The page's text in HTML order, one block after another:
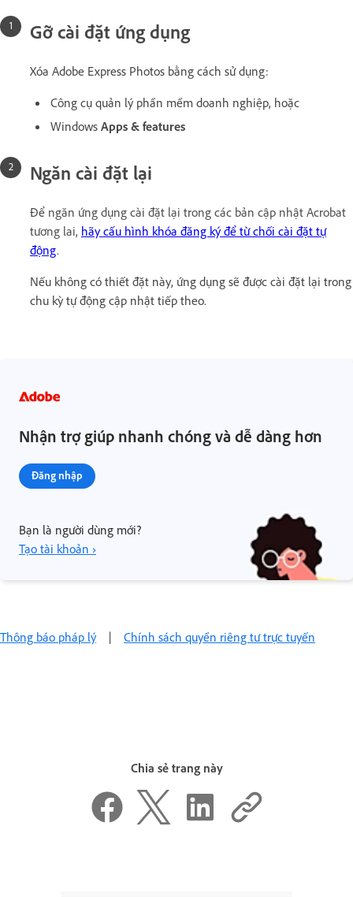
Gỡ cài đặt ứng dụng
Xóa Adobe Express Photos bằng cách sử dụng:
Công cụ quản lý phần mềm doanh nghiệp, hoặc
Windows Apps & features
Ngăn cài đặt lại
Để ngăn ứng dụng cài đặt lại trong các bản cập nhật Acrobat
tương lai, hãy cấu hình khóa đăng ký để từ chối cài đặt tự
động.
Nếu không có thiết đặt này, ứng dụng sẽ được cài đặt lại trong
chu kỳ tự động cập nhật tiếp theo.
Nhận trợ giúp nhanh chóng và dễ dàng hơn
Đăng nhập
Bạn là người dùng mới?
Tạo tài khoản ›
Thông báo pháp lý| Chính sách quyền riêng tư trực tuyến
Chia sẻ trang này